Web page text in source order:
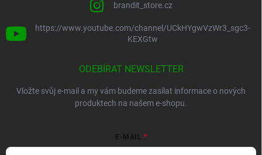
brandit_store.cz
https://www.youtube.com/channel/UCkHYgwVzWr3_sgc3-
KEXGtw
ODEBÍRAT NEWSLETTER
Vložte svůj e-mail a my vám budeme zasílat informace o nových
produktech na našem e-shopu.
E-MAIL